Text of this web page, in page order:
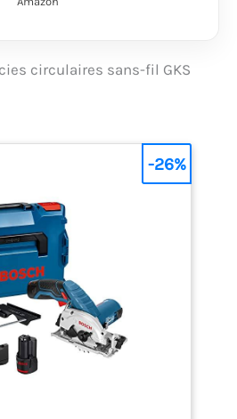
Professional 12V
totale. Toutes les
Professional
nouveaux et existants
dans la même classe
GKS 12V-26, 2 batteries
3,0Ah, chargeur rapide
GAL 12V-40, 1/2 calage
L-BOXX pour outil, L-
BOXX 136
circulaires sans-fil GKS
-26%